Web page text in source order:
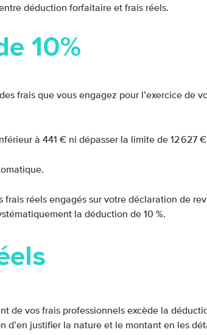
déduction forfaitaire et frais réels.
10%
frais que vous engagez pour l’exercice de
à 441 € ni dépasser la limite de 12 627
frais réels engagés sur votre déclaration de
la déduction de 10 %.
de vos frais professionnels excède la
d’en justifier la nature et le montant en les